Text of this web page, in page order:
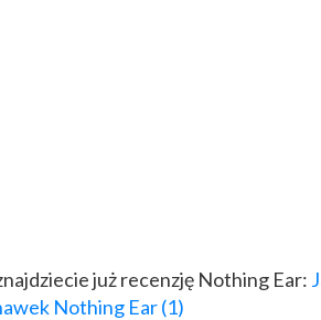
już recenzję Nothing Ear:
Nothing Ear (1)